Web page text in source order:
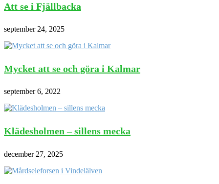
Att se i Fjällbacka
september 24, 2025
Mycket att se och göra i Kalmar
september 6, 2022
Klädesholmen – sillens mecka
december 27, 2025